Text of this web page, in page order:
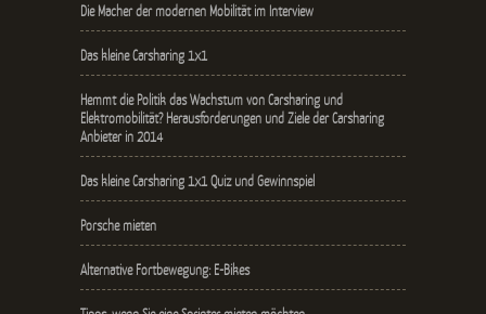
Die Macher der modernen Mobilität im Interview
Das kleine Carsharing 1x1
Hemmt die Politik das Wachstum von Carsharing und
Elektromobilität? Herausforderungen und Ziele der Carsharing
Anbieter in 2014
Das kleine Carsharing 1x1 Quiz und Gewinnspiel
Porsche mieten
Alternative Fortbewegung: E-Bikes